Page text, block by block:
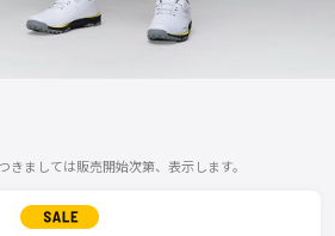
ましては販売開始次第、表示します。